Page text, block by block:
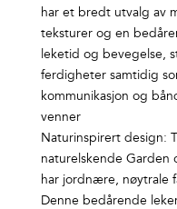
har et bredt utvalg av
teksturer og en
leketid og bevegelse,
ferdigheter samtidig
kommunikasjon og
venner
Naturinspirert design:
naturelskende Garden
har jordnære, nøytrale
Denne bedårende